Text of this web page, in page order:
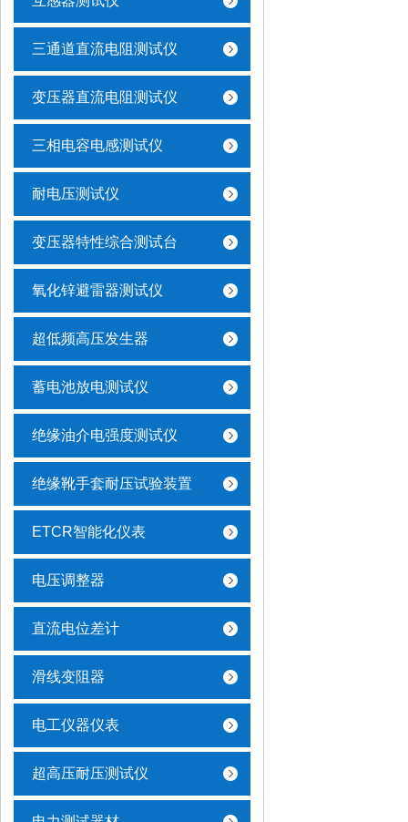
三通道直流电阻测试仪
变压器直流电阻测试仪
三相电容电感测试仪
耐电压测试仪
变压器特性综合测试台
氧化锌避雷器测试仪
超低频高压发生器
蓄电池放电测试仪
绝缘油介电强度测试仪
绝缘靴手套耐压试验装置
ETCR智能化仪表
电压调整器
直流电位差计
滑线变阻器
电工仪器仪表
超高压耐压测试仪